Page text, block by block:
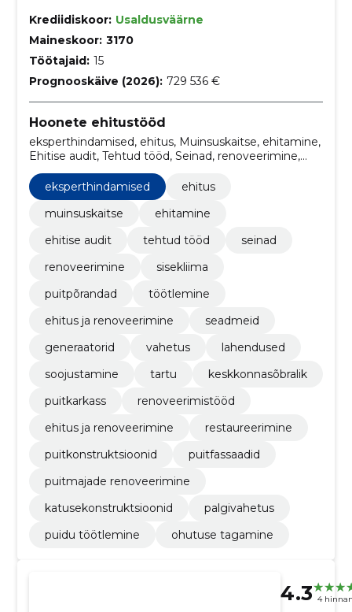
Krediidiskoor: Usaldusväärne
Maineskoor: 3170
Töötajaid: 15
Prognooskäive (2026): 729 536 €
Hoonete ehitustööd
eksperthindamised, ehitus, Muinsuskaitse, ehitamine,
Ehitise audit, Tehtud tööd, Seinad, renoveerimine,
sisekliima, puitpõrandad
eksperthindamised
ehitus
muinsuskaitse
ehitamine
ehitise audit
tehtud tööd
seinad
renoveerimine
sisekliima
puitpõrandad
töötlemine
ehitus ja renoveerimine
seadmeid
generaatorid
vahetus
lahendused
soojustamine
tartu
keskkonnasõbralik
puitkarkass
renoveerimistööd
ehitus ja renoveerimine
restaureerimine
puitkonstruktsioonid
puitfassaadid
puitmajade renoveerimine
katusekonstruktsioonid
palgivahetus
puidu töötlemine
ohutuse tagamine
4.3 4